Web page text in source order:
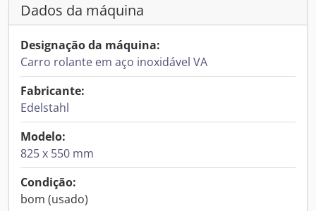
Dados da máquina
Designação da máquina:
Carro rolante em aço inoxidável VA
Fabricante:
Edelstahl
Modelo:
825 x 550 mm
Condição:
bom (usado)